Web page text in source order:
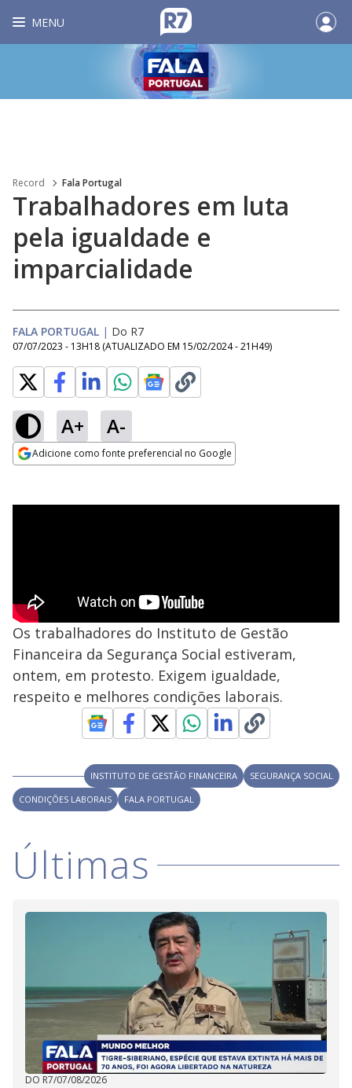
MENU
Record Fala Portugal
Trabalhadores em luta
pela igualdade e
imparcialidade
FALA PORTUGAL | Do R7
07/07/2023 - 13H18 (ATUALIZADO EM 15/02/2024 - 21H49)
A+ A-
Adicione como fonte preferencial no Google
Os trabalhadores do Instituto de Gestão
Financeira da Segurança Social estiveram,
ontem, em protesto. Exigem igualdade,
respeito e melhores condições laborais.
INSTITUTO DE GESTÃO FINANCEIRA
SEGURANÇA SOCIAL
CONDIÇÕES LABORAIS
FALA PORTUGAL
Últimas
DO R7/07/08/2026